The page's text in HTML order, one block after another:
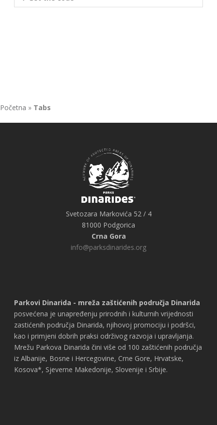
Početna » Tabs
Svetozara Markovića 52 / 4
81000 Podgorica
Crna Gora
info@parksdinarides.org
Parkovi Dinarida - mreža zaštićenih područja Dinarida
posvećena je unapređenju prirodnih i kulturnih vrijednosti
zastićenih područja Dinarida, njihovoj promociju i podršci,
kao i primjeni dobrih praksi održivog razvoja i upravljanja.
Mrežu Parkova Dinarida čini više od 100 zaštićenih područja
iz Albanije, Bosne i Hercegovine, Crne Gore, Hrvatske,
Kosova*, Sjeverne Makedonije, Slovenije i Srbije.